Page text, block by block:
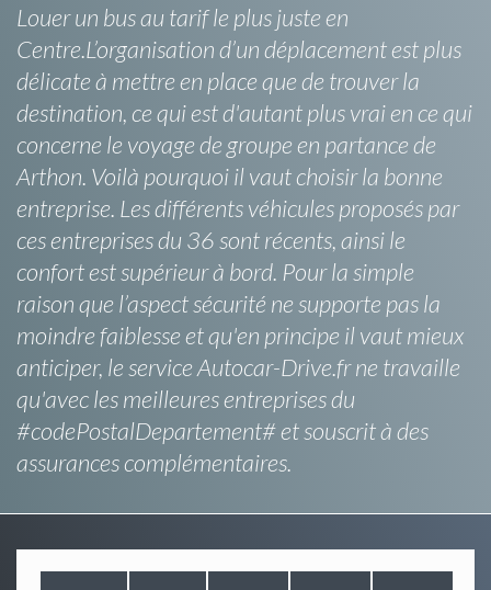
Louer un bus au tarif le plus juste en
Centre.L’organisation d’un déplacement est plus
délicate à mettre en place que de trouver la
destination, ce qui est d'autant plus vrai en ce qui
concerne le voyage de groupe en partance de
Arthon. Voilà pourquoi il vaut choisir la bonne
entreprise. Les différents véhicules proposés par
ces entreprises du 36 sont récents, ainsi le
confort est supérieur à bord. Pour la simple
raison que l’aspect sécurité ne supporte pas la
moindre faiblesse et qu'en principe il vaut mieux
anticiper, le service Autocar-Drive.fr ne travaille
qu'avec les meilleures entreprises du
#codePostalDepartement# et souscrit à des
assurances complémentaires.